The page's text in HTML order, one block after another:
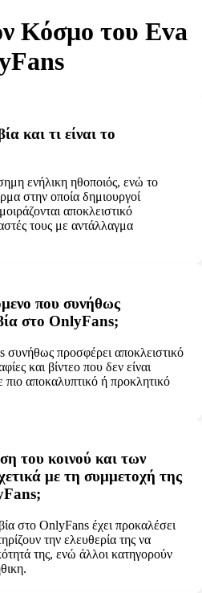
Κόσμο του Eva
και τι είναι το
ενήλικη ηθοποιός, ενώ το
στην οποία δημιουργοί
αποκλειστικό
τους με αντάλλαγμα
που συνήθως
στο OnlyFans;
προσφέρει αποκλειστικό
και βίντεο που δεν είναι
αποκαλυπτικό ή προκλητικό
του κοινού και των
με τη συμμετοχή της
στο OnlyFans έχει προκαλέσει
την ελευθερία της να
της, ενώ άλλοι κατηγορούν